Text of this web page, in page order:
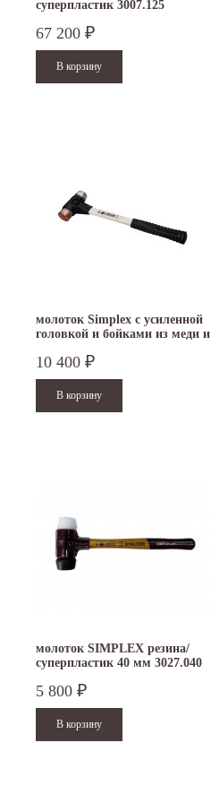
суперпластик 3007.125
67 200 ₽
молоток Simplex с усиленной
головкой и бойками из меди и
10 400 ₽
молоток SIMPLEX резина/
суперпластик 40 мм 3027.040
5 800 ₽